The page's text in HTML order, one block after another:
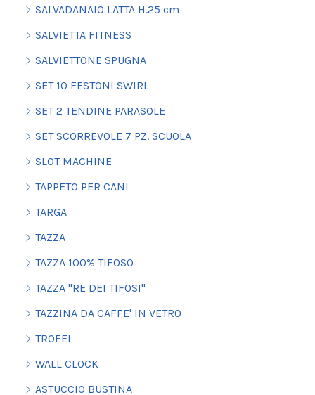
SALVADANAIO LATTA H.25 cm
SALVIETTA FITNESS
SALVIETTONE SPUGNA
SET 10 FESTONI SWIRL
SET 2 TENDINE PARASOLE
SET SCORREVOLE 7 PZ. SCUOLA
SLOT MACHINE
TAPPETO PER CANI
TARGA
TAZZA
TAZZA 100% TIFOSO
TAZZA "RE DEI TIFOSI"
TAZZINA DA CAFFE' IN VETRO
TROFEI
WALL CLOCK
ASTUCCIO BUSTINA